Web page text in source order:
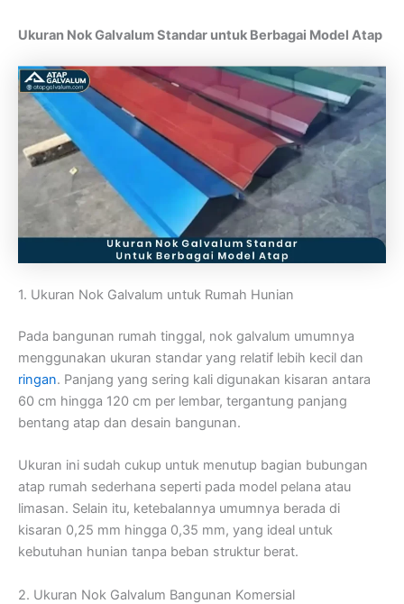
Ukuran Nok Galvalum Standar untuk Berbagai Model Atap
1. Ukuran Nok Galvalum untuk Rumah Hunian
Pada bangunan rumah tinggal, nok galvalum umumnya
menggunakan ukuran standar yang relatif lebih kecil dan
ringan. Panjang yang sering kali digunakan kisaran antara
60 cm hingga 120 cm per lembar, tergantung panjang
bentang atap dan desain bangunan.
Ukuran ini sudah cukup untuk menutup bagian bubungan
atap rumah sederhana seperti pada model pelana atau
limasan. Selain itu, ketebalannya umumnya berada di
kisaran 0,25 mm hingga 0,35 mm, yang ideal untuk
kebutuhan hunian tanpa beban struktur berat.
2. Ukuran Nok Galvalum Bangunan Komersial